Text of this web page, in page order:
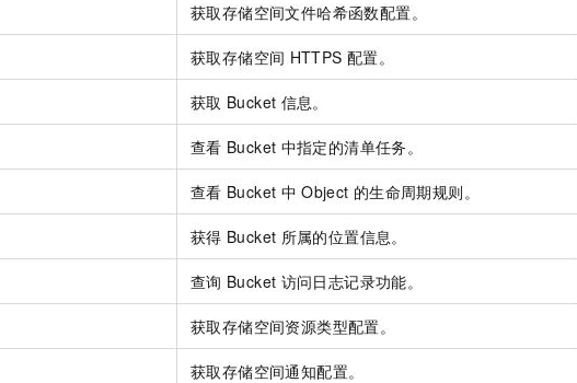
获取存储空间文件哈希函数配置。
获取存储空间 HTTPS 配置。
获取 Bucket 信息。
查看 Bucket 中指定的清单任务。
查看 Bucket 中 Object 的生命周期规则。
获得 Bucket 所属的位置信息。
查询 Bucket 访问日志记录功能。
获取存储空间资源类型配置。
获取存储空间通知配置。